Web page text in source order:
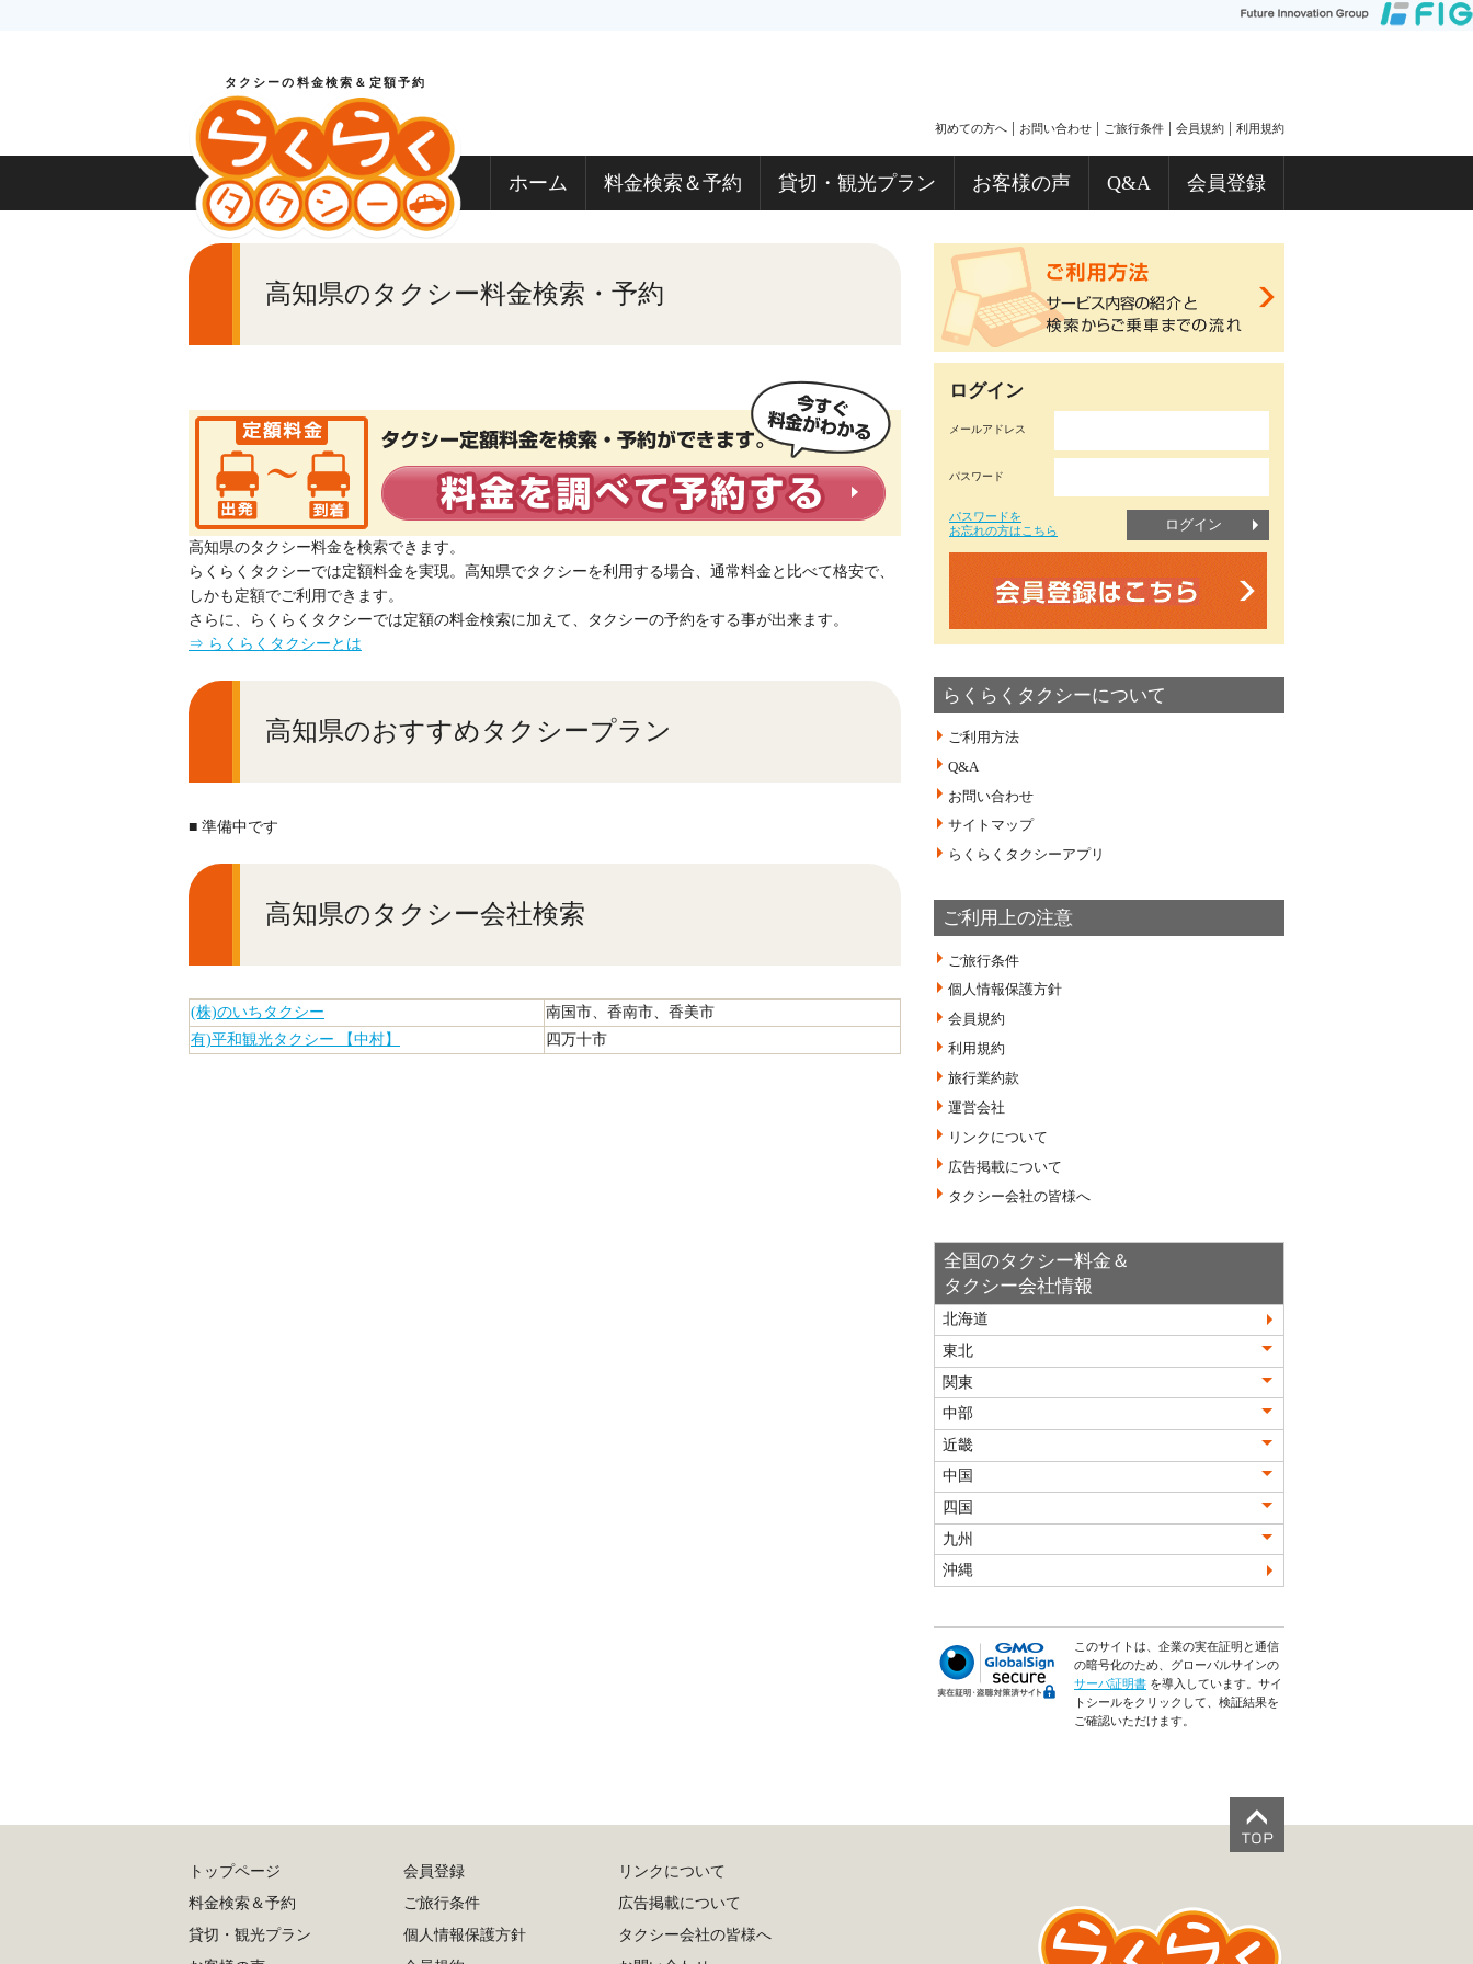
タクシーの料金検索＆定額予約
初めての方へ お問い合わせ ご旅行条件 会員規約 利用規約
ホーム 料金検索＆予約 貸切・観光プラン お客様の声 Q&A 会員登録
高知県のタクシー料金検索・予約
高知県のタクシー料金を検索できます。
らくらくタクシーでは定額料金を実現。高知県でタクシーを利用する場合、通常料金と比べて格安で、
しかも定額でご利用できます。
さらに、らくらくタクシーでは定額の料金検索に加えて、タクシーの予約をする事が出来ます。
⇒ らくらくタクシーとは
高知県のおすすめタクシープラン
■ 準備中です
高知県のタクシー会社検索
(株)のいちタクシー
南国市、香南市、香美市
有)平和観光タクシー 【中村】
四万十市
ログイン
メールアドレス
パスワード
パスワードを
お忘れの方はこちら
ログイン
らくらくタクシーについて
ご利用方法
Q&A
お問い合わせ
サイトマップ
らくらくタクシーアプリ
ご利用上の注意
ご旅行条件
個人情報保護方針
会員規約
利用規約
旅行業約款
運営会社
リンクについて
広告掲載について
タクシー会社の皆様へ
全国のタクシー料金＆
タクシー会社情報
北海道
東北
関東
中部
近畿
中国
四国
九州
沖縄
このサイトは、企業の実在証明と通信
の暗号化のため、グローバルサインの
サーバ証明書 を導入しています。サイ
トシールをクリックして、検証結果を
ご確認いただけます。
トップページ
料金検索＆予約
貸切・観光プラン
会員登録
ご旅行条件
個人情報保護方針
リンクについて
広告掲載について
タクシー会社の皆様へ